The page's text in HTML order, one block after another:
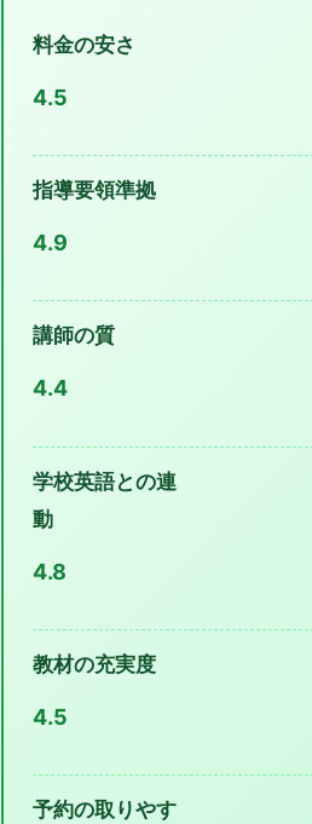
料金の安さ
4.5
指導要領準拠
4.9
講師の質
4.4
学校英語との連
動
4.8
教材の充実度
4.5
予約の取りやす